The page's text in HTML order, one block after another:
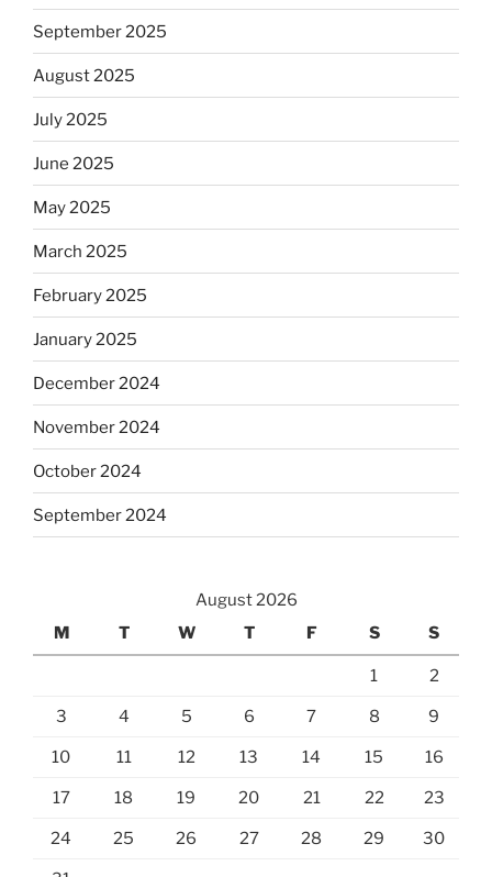
September 2025
August 2025
July 2025
June 2025
May 2025
March 2025
February 2025
January 2025
December 2024
November 2024
October 2024
September 2024
August 2026
M
T W T F S S
1 2
3 4 5 6 7 8 9
10 11 12 13 14 15 16
17 18 19 20 21 22 23
24 25 26 27 28 29 30